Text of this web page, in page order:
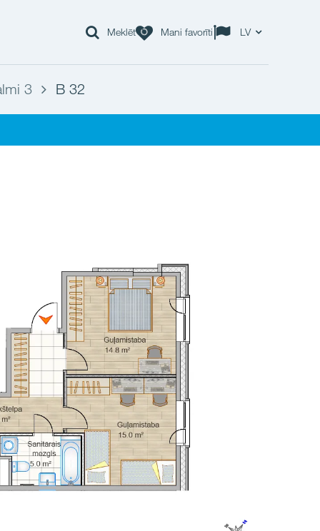
Meklēt Mani favorīti LV
3 B 32